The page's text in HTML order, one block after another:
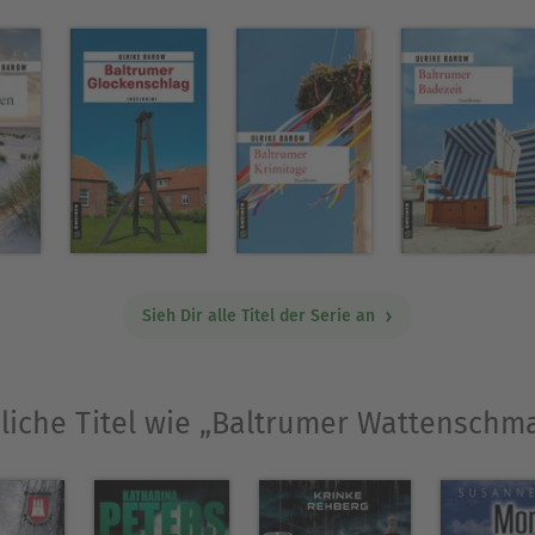
Sieh Dir alle Titel der Serie an
Titel wie „Baltrumer